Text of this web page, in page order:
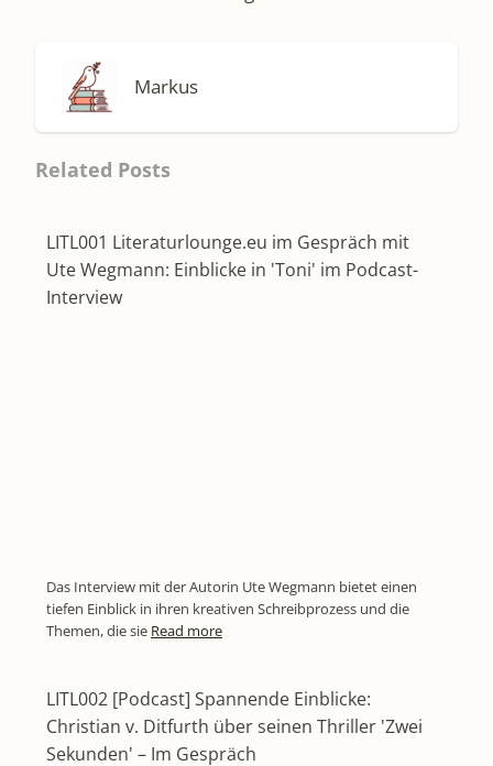
Markus
Related Posts
LITL001 Literaturlounge.eu im Gespräch mit
Ute Wegmann: Einblicke in 'Toni' im Podcast-
Interview
Das Interview mit der Autorin Ute Wegmann bietet einen
tiefen Einblick in ihren kreativen Schreibprozess und die
Themen, die sie Read more
LITL002 [Podcast] Spannende Einblicke:
Christian v. Ditfurth über seinen Thriller 'Zwei
Sekunden' – Im Gespräch